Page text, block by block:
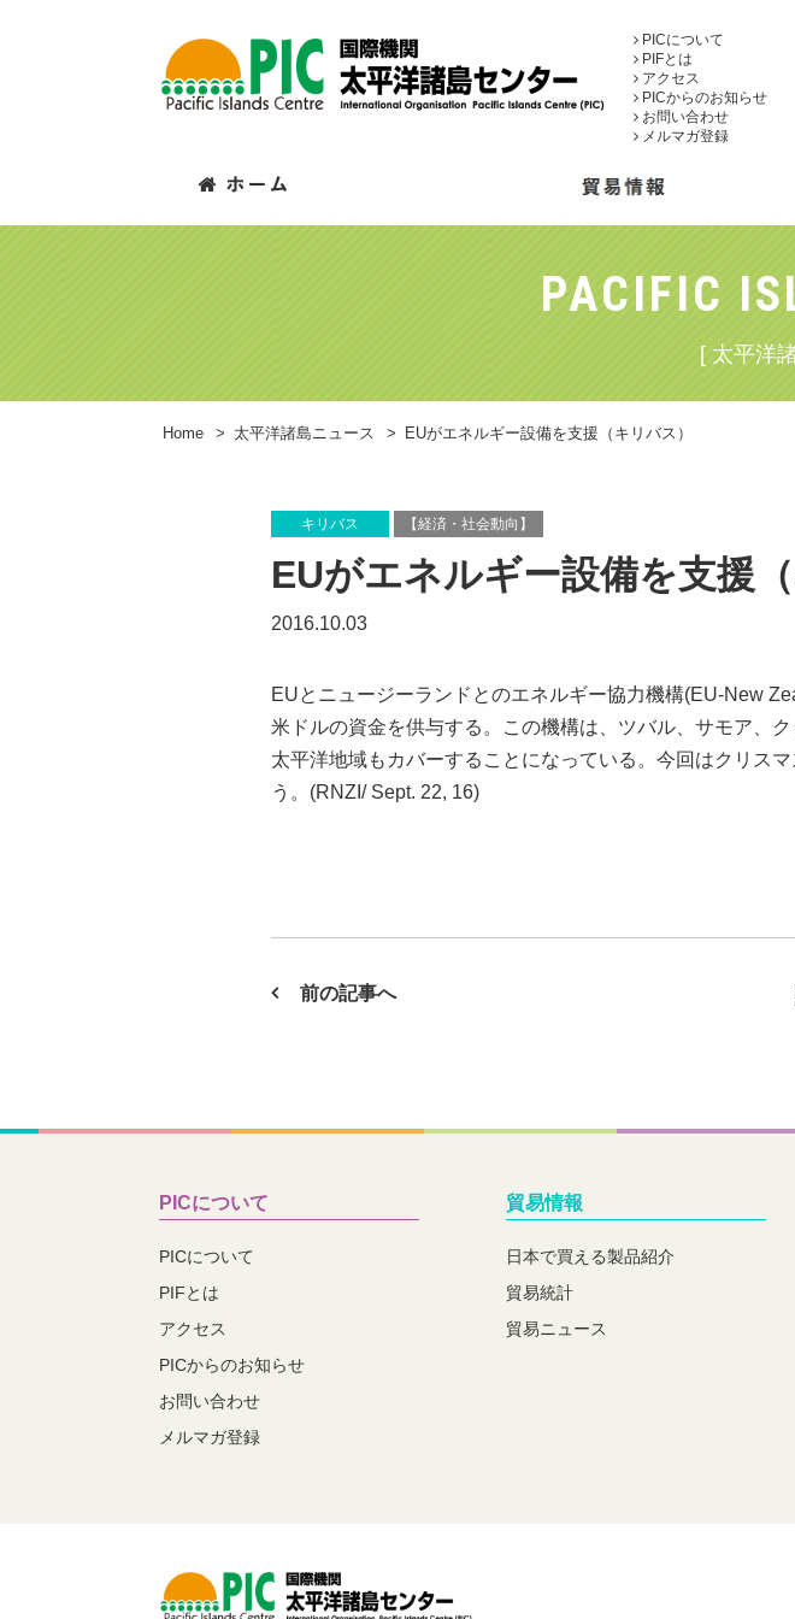
PICについて
PIFとは
アクセス
PICからのお知らせ
お問い合わせ
メルマガ登録
PACIFIC
[ 太平洋
Home > 太平洋諸島ニュース > EUがエネルギー設備を支援（キリバス）
キリバス 【経済・社会動向】
EUがエネルギー設備を支援（
2016.10.03
EUとニュージーランドとのエネルギー協力機構(EU-New
米ドルの資金を供与する。この機構は、ツバル、サモア、
太平洋地域もカバーすることになっている。今回はクリス
う。(RNZI/ Sept. 22, 16)
前の記事へ
PICについて
PICについて
PIFとは
アクセス
PICからのお知らせ
お問い合わせ
メルマガ登録
貿易情報
日本で買える製品紹介
貿易統計
貿易ニュース